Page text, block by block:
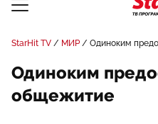
StarHit TV МИР Одиноким
Одиноким
общежитие